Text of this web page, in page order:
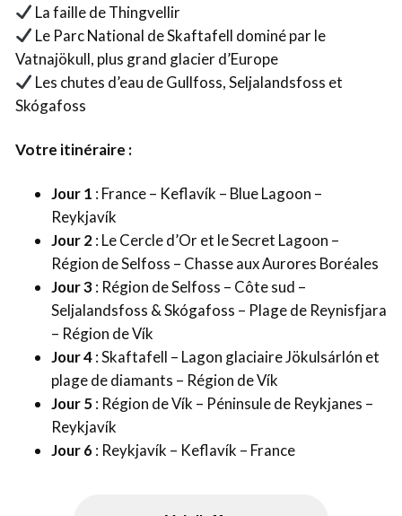
La faille de Thingvellir
Le Parc National de Skaftafell dominé par le
Vatnajökull, plus grand glacier d’Europe
Les chutes d’eau de Gullfoss, Seljalandsfoss et
Skógafoss
Votre itinéraire :
Jour 1 : France – Keflavík – Blue Lagoon –
Reykjavík
Jour 2: Le Cercle d’Or et le Secret Lagoon –
Région de Selfoss – Chasse aux Aurores Boréales
Jour 3: Région de Selfoss – Côte sud –
Seljalandsfoss & Skógafoss – Plage de Reynisfjara
– Région de Vík
Jour 4: Skaftafell – Lagon glaciaire Jökulsárlón et
plage de diamants – Région de Vík
Jour 5 : Région de Vík – Péninsule de Reykjanes –
Reykjavík
Jour 6: Reykjavík – Keflavík – France